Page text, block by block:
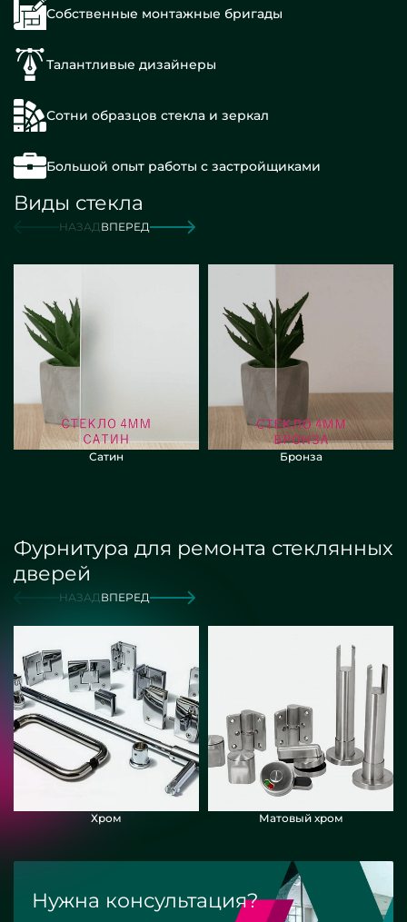
Собственные монтажные бригады
Талантливые дизайнеры
Сотни образцов стекла и зеркал
Большой опыт работы с застройщиками
Виды стекла
НАЗАДВПЕРЕД
Сатин Бронза
Фурнитура для ремонта стеклянных
дверей
НАЗАДВПЕРЕД
Хром Матовый хром
Нужна консультация?